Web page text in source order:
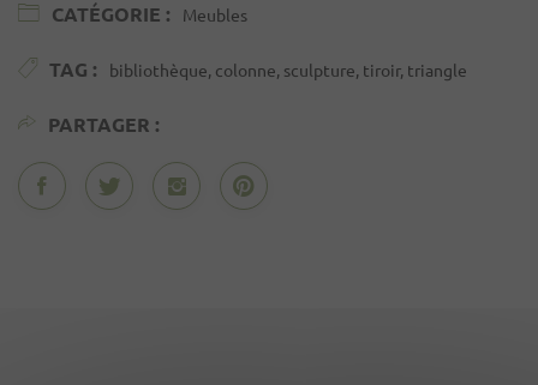
CATÉGORIE : Meubles
TAG : bibliothèque, colonne, sculpture, tiroir, triangle
PARTAGER :